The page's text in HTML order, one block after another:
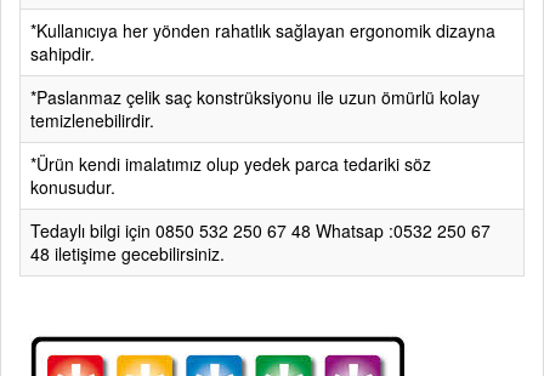
*Kullanıcıya her yönden rahatlık sağlayan ergonomik dizayna
sahipdir.
*Paslanmaz çelik saç konstrüksiyonu ile uzun ömürlü kolay
temizlenebilirdir.
*Ürün kendi imalatımız olup yedek parca tedariki söz
konusudur.
Tedaylı bilgi için 0850 532 250 67 48 Whatsap :0532 250 67
48 iletişime gecebilirsiniz.